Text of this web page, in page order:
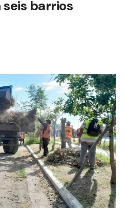
barrios